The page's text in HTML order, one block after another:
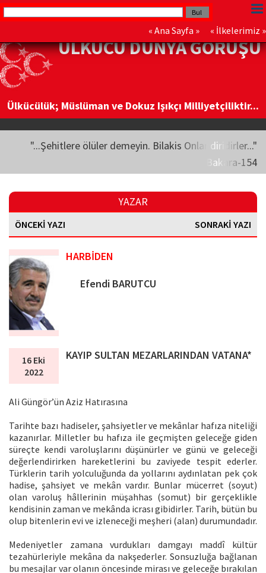
« Ana Sayfa » « İlkelerimiz »
ÜLKÜCÜ DÜNYA GÖRÜŞÜ
Ülkücülük; Müslüman ve Dokuz Işıkçı Milliyetçiliktir...
"...Şehitlere ölüler demeyin. Bilakis Onlar diridirler..."
Bakara-154
YAZAR
ÖNCEKİ YAZI SONRAKİ YAZI
HARBİDEN
Efendi BARUTCU
16 Eki
2022
KAYIP SULTAN MEZARLARINDAN VATANA*
Ali Güngör’ün Aziz Hatırasına
Tarihte bazı hadiseler, şahsiyetler ve mekânlar hafıza niteliği
kazanırlar. Milletler bu hafıza ile geçmişten geleceğe giden
süreçte kendi varoluşlarını düşünürler ve günü ve geleceği
değerlendirirken hareketlerini bu zaviyede tespit ederler.
Türklerin tarih yolculuğunda da yollarını aydınlatan pek çok
hadise, şahsiyet ve mekân vardır. Bunlar mücerret (soyut)
olan varoluş hâllerinin müşahhas (somut) bir gerçeklikle
kendisinin zaman ve mekânda icrası gibidirler. Tarih, bütün bu
olup bitenlerin evi ve izleneceği meşheri (alan) durumundadır.
Medeniyetler zamana vurdukları damgayı maddî kültür
tezahürleriyle mekâna da nakşederler. Sonsuzluğa bağlanan
bu mesajlar var olanın öncesinde mirası ve geleceğe bırakılan